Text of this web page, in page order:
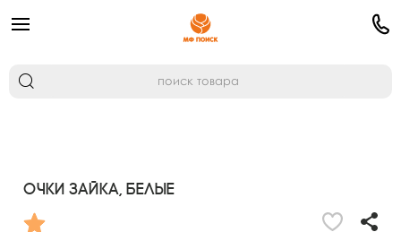
Очки Зайка, белые